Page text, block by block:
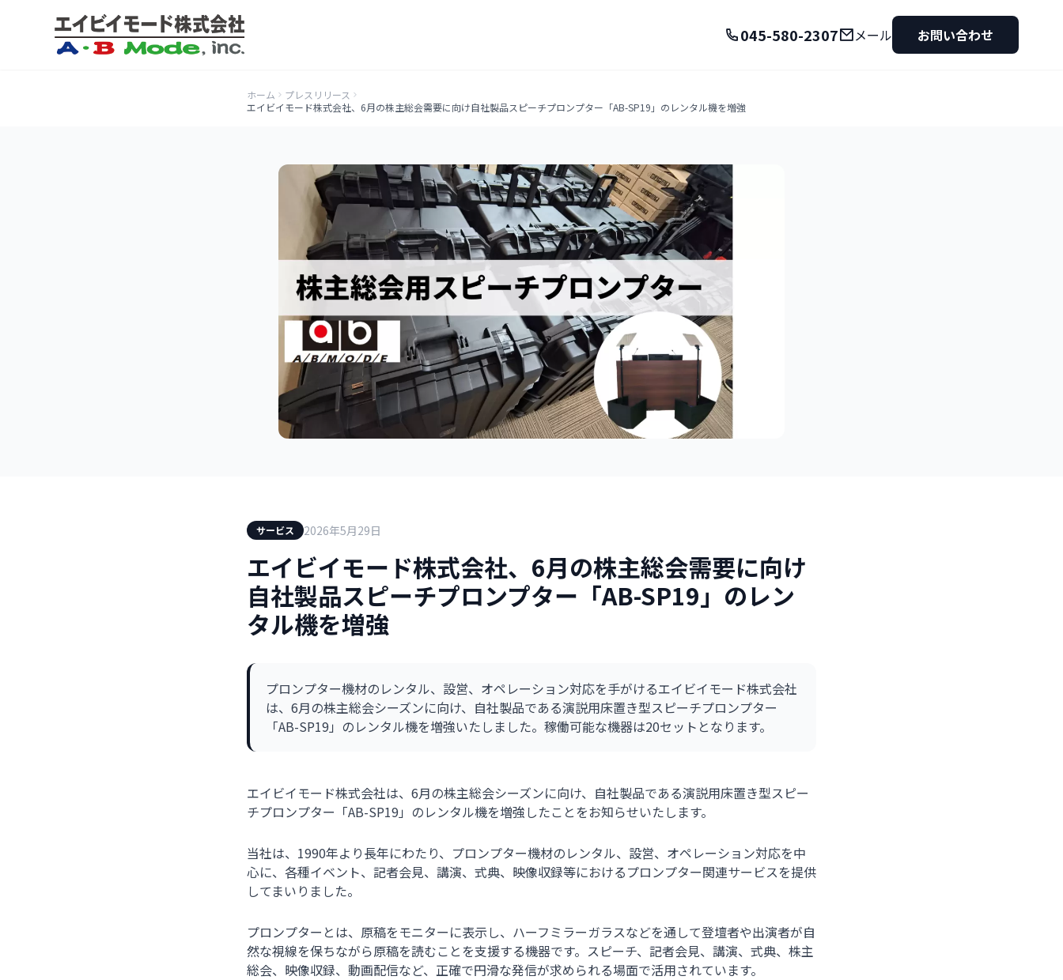
045-580-2307 メール お問い合わせ
ホーム
プレスリリース
エイビイモード株式会社、6月の株主総会需要に向け自社製品スピーチプロンプター「AB-SP19」のレンタル機を増強
サービス 2026年5月29日
エイビイモード株式会社、6月の株主総会需要に向け
自社製品スピーチプロンプター「AB-SP19」のレン
タル機を増強
プロンプター機材のレンタル、設営、オペレーション対応を手がけるエイビイモード株式会社
は、6月の株主総会シーズンに向け、自社製品である演説用床置き型スピーチプロンプター
「AB-SP19」のレンタル機を増強いたしました。稼働可能な機器は20セットとなります。
エイビイモード株式会社は、6月の株主総会シーズンに向け、自社製品である演説用床置き型スピー
チプロンプター「AB-SP19」のレンタル機を増強したことをお知らせいたします。
当社は、1990年より長年にわたり、プロンプター機材のレンタル、設営、オペレーション対応を中
心に、各種イベント、記者会見、講演、式典、映像収録等におけるプロンプター関連サービスを提供
してまいりました。
プロンプターとは、原稿をモニターに表示し、ハーフミラーガラスなどを通して登壇者や出演者が自
然な視線を保ちながら原稿を読むことを支援する機器です。スピーチ、記者会見、講演、式典、株主
総会、映像収録、動画配信など、正確で円滑な発信が求められる場面で活用されています。